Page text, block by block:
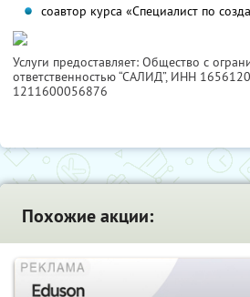
соавтор курса «Специалист по
Услуги предоставляет: Общество с
ответственностью “САЛИД”, ИНН
1211600056876
Похожие акции: